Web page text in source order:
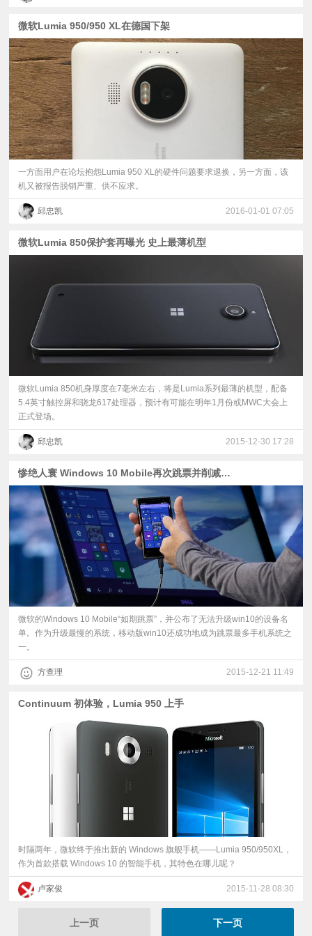
微软Lumia 950/950 XL在德国下架
一方面用户在论坛抱怨Lumia 950 XL的硬件问题要求退换，另一方面，该
机又被报告脱销严重、供不应求。
邱忠凯 2016-01-01 07:05
微软Lumia 850保护套再曝光 史上最薄机型
微软Lumia 850机身厚度在7毫米左右，将是Lumia系列最薄的机型，配备
5.4英寸触控屏和骁龙617处理器，预计有可能在明年1月份或MWC大会上
正式登场。
邱忠凯 2015-12-30 17:28
惨绝人寰 Windows 10 Mobile再次跳票并削减升级机型
微软的Windows 10 Mobile“如期跳票”，并公布了无法升级win10的设备名
单。作为升级最慢的系统，移动版win10还成功地成为跳票最多手机系统之
一。
方查理 2015-12-21 11:49
Continuum 初体验，Lumia 950 上手
时隔两年，微软终于推出新的 Windows 旗舰手机——Lumia 950/950XL，
作为首款搭载 Windows 10 的智能手机，其特色在哪儿呢？
卢家俊 2015-11-28 08:30
上一页 下一页